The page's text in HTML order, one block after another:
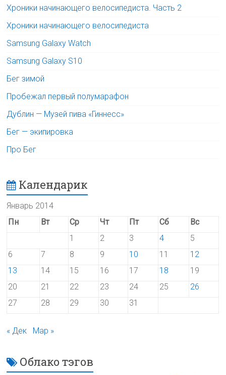
Хроники начинающего велосипедиста. Часть 2
Хроники начинающего велосипедиста
Samsung Galaxy Watch
Samsung Galaxy S10
Бег зимой
Пробежал первый полумарафон
Дублин — Музей пива «Гиннесс»
Бег — экипировка
Про Бег
Календарик
Январь 2014
Пн
Вт Ср Чт Пт Сб
Вс
1
2 3 4
5
6
7 8 9 10 11
12
13
14 15 16 17 18
19
20
21 22 23 24 25
26
27
28 29 30 31
« Дек Мар »
Облако тэгов